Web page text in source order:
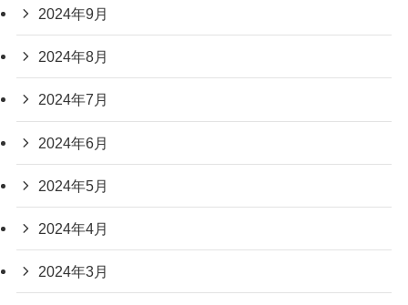
2024年9月
2024年8月
2024年7月
2024年6月
2024年5月
2024年4月
2024年3月